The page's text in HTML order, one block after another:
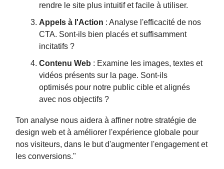
rendre le site plus intuitif et facile à utiliser.
Appels à l'Action : Analyse l'efficacité de nos
CTA. Sont-ils bien placés et suffisamment
incitatifs ?
Contenu Web : Examine les images, textes et
vidéos présents sur la page. Sont-ils
optimisés pour notre public cible et alignés
avec nos objectifs ?
Ton analyse nous aidera à affiner notre stratégie de
design web et à améliorer l'expérience globale pour
nos visiteurs, dans le but d'augmenter l'engagement et
les conversions."